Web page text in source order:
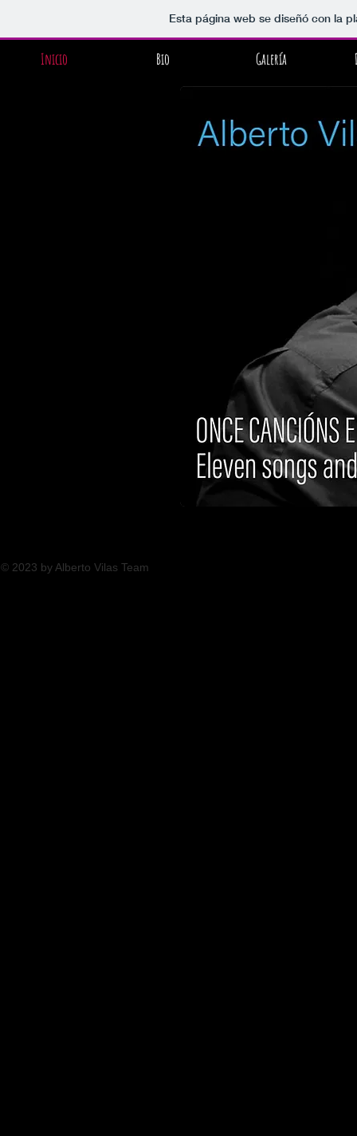
Esta página web se diseñó con la
Inicio Bio Galería
© 2023 by Alberto Vilas Team